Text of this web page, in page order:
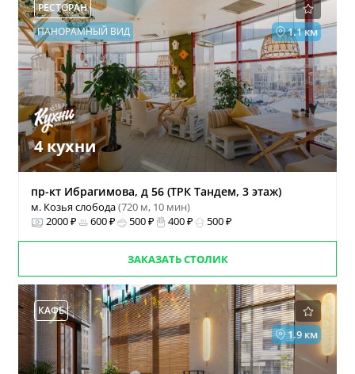
РЕСТОРАН
1.1 км
ПАНОРАМНЫЙ ВИД
4 кухни
пр-кт Ибрагимова, д 56 (ТРК Тандем, 3 этаж)
м. Козья слобода(720 м, 10 мин)
2000 ₽
600 ₽ 500 ₽ 400 ₽ 500 ₽
ЗАКАЗАТЬ СТОЛИК
КАФЕ
1.9 км